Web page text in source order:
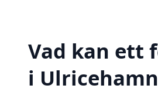
Vad kan ett
i